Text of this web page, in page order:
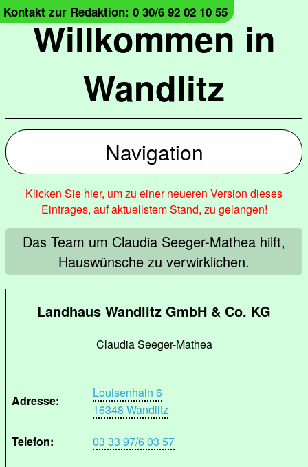
Willkommen in
Wandlitz
Kontakt zur Redaktion: 0 30/6 92 02 10 55
Navigation
Klicken Sie hier, um zu einer neueren Version dieses
Eintrages, auf aktuellstem Stand, zu gelangen!
Das Team um Claudia Seeger-Mathea hilft,
Hauswünsche zu verwirklichen.
Landhaus Wandlitz GmbH & Co. KG
Claudia Seeger-Mathea
Adresse:
Louisenhain 6
16348 Wandlitz
Telefon:
03 33 97/6 03 57